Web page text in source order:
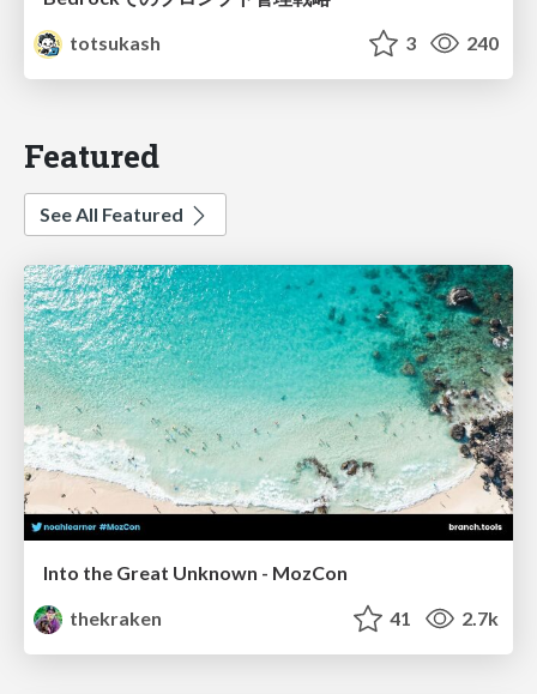
totsukash
3 240
Featured
See All Featured
Into the Great Unknown - MozCon
thekraken
41 2.7k